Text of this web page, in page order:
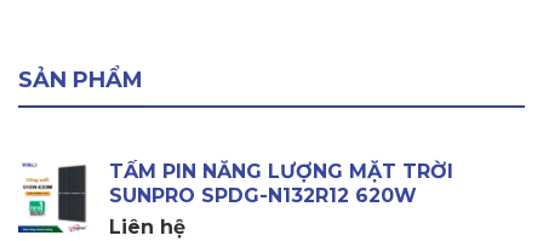
SẢN PHẨM
TẤM PIN NĂNG LƯỢNG MẶT TRỜI
SUNPRO SPDG-N132R12 620W
Liên hệ